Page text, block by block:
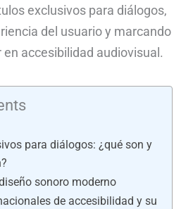
exclusivos para diálogos,
del usuario y marcando
accesibilidad audiovisual.
para diálogos: ¿qué son y
sonoro moderno
de accesibilidad y su